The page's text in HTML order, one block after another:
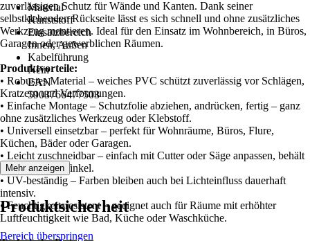
Material
Kunststoff
Einsatzbereich
Innen, Außen
Kabelführung
Nein
EAN
5903766477503
zuverlässigen Schutz für Wände und Kanten. Dank seiner
selbstklebenden Rückseite lässt es sich schnell und ohne zusätzliches
Werkzeug montieren. Ideal für den Einsatz im Wohnbereich, in Büros,
Garagen oder gewerblichen Räumen.
Produktvorteile:
• Robustes Material – weiches PVC schützt zuverlässig vor Schlägen,
Kratzern und Verformungen.
• Einfache Montage – Schutzfolie abziehen, andrücken, fertig – ganz
ohne zusätzliches Werkzeug oder Klebstoff.
• Universell einsetzbar – perfekt für Wohnräume, Büros, Flure,
Küchen, Bäder oder Garagen.
• Leicht zuschneidbar – einfach mit Cutter oder Säge anpassen, behält
sauberen 90°-Winkel.
• UV-beständig – Farben bleiben auch bei Lichteinfluss dauerhaft
intensiv.
• Feuchtigkeitsresistent – geeignet auch für Räume mit erhöhter
Luftfeuchtigkeit wie Bad, Küche oder Waschküche.
Mehr anzeigen
Produktsicherheit
Bereich überspringen